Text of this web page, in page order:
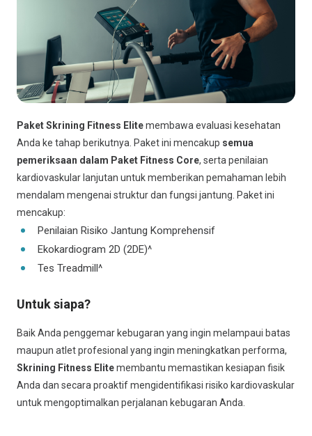
Paket Skrining Fitness Elitemembawa evaluasi kesehatan
Anda ke tahap berikutnya. Paket ini mencakup semua
pemeriksaan dalam Paket Fitness Core, serta penilaian
kardiovaskular lanjutan untuk memberikan pemahaman lebih
mendalam mengenai struktur dan fungsi jantung. Paket ini
mencakup:
Penilaian Risiko Jantung Komprehensif
Ekokardiogram 2D (2DE)^
Tes Treadmill^
Untuk siapa?
Baik Anda penggemar kebugaran yang ingin melampaui batas
maupun atlet profesional yang ingin meningkatkan performa,
Skrining Fitness Elitemembantu memastikan kesiapan fisik
Anda dan secara proaktif mengidentifikasi risiko kardiovaskular
untuk mengoptimalkan perjalanan kebugaran Anda.